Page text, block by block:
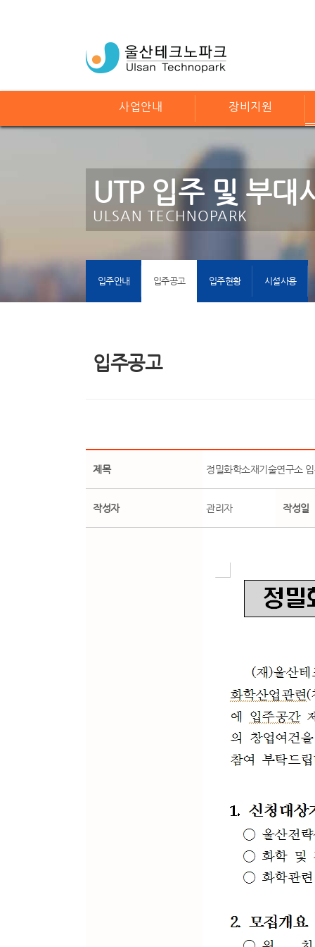
사업안내 장비지원
UTP 입주 및 부대
ULSAN TECHNOPARK
입주안내 입주공고 입주현황 시설사용
입주공고
제목 정밀화학소재기술연구소
작성자 관리자 작성일